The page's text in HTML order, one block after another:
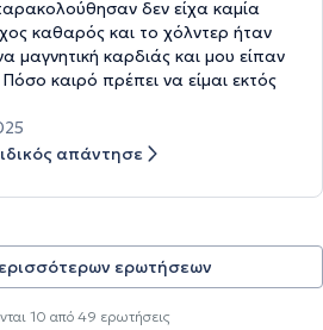
δεν είχα καμία
καθαρός και το χόλντερ ήταν
μαγνητική καρδιάς και μου είπαν
καιρό πρέπει να είμαι εκτός
απάντησε
ερωτήσεων
10 από 49 ερωτήσεις